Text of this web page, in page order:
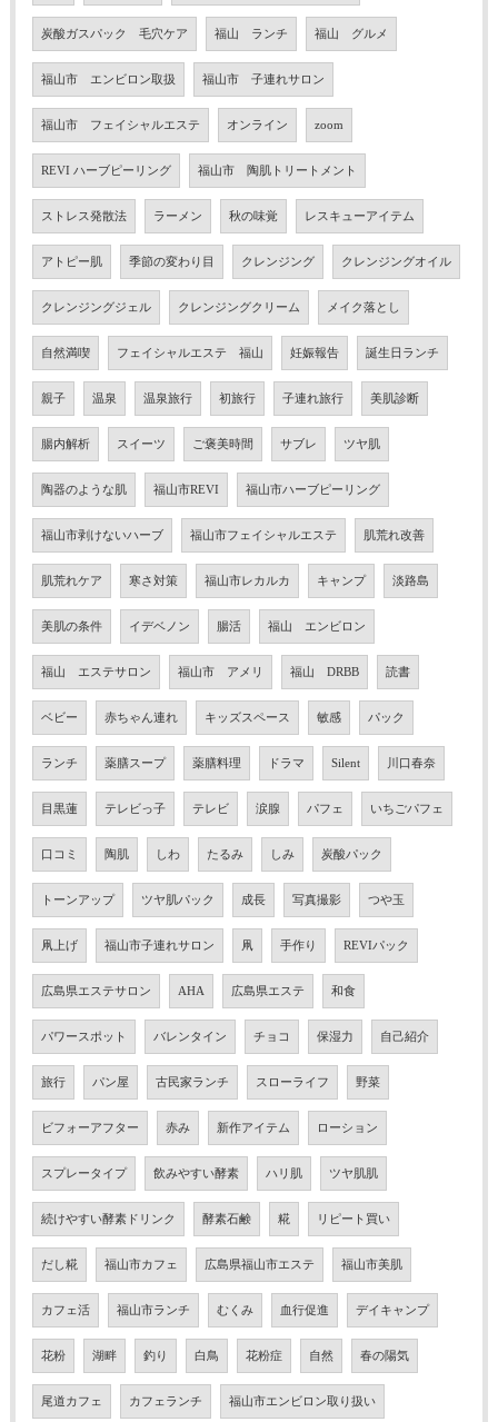
炭酸ガスパック 毛穴ケア 福山 ランチ 福山 グルメ
福山市 エンビロン取扱 福山市 子連れサロン
福山市 フェイシャルエステ オンライン zoom
REVI ハーブピーリング 福山市 陶肌トリートメント
ストレス発散法 ラーメン 秋の味覚 レスキューアイテム
アトピー肌 季節の変わり目 クレンジング クレンジングオイル
クレンジングジェル クレンジングクリーム メイク落とし
自然満喫 フェイシャルエステ 福山 妊娠報告 誕生日ランチ
親子 温泉 温泉旅行 初旅行 子連れ旅行 美肌診断
腸内解析 スイーツ ご褒美時間 サブレ ツヤ肌
陶器のような肌 福山市REVI 福山市ハーブピーリング
福山市剥けないハーブ 福山市フェイシャルエステ 肌荒れ改善
肌荒れケア 寒さ対策 福山市レカルカ キャンプ 淡路島
美肌の条件 イデベノン 腸活 福山 エンビロン
福山 エステサロン 福山市 アメリ 福山 DRBB 読書
ベビー 赤ちゃん連れ キッズスペース 敏感 パック
ランチ 薬膳スープ 薬膳料理 ドラマ Silent 川口春奈
目黒蓮 テレビっ子 テレビ 涙腺 パフェ いちごパフェ
口コミ 陶肌 しわ たるみ しみ 炭酸パック
トーンアップ ツヤ肌パック 成長 写真撮影 つや玉
凧上げ 福山市子連れサロン 凧 手作り REVIパック
広島県エステサロン AHA 広島県エステ 和食
パワースポット バレンタイン チョコ 保湿力 自己紹介
旅行 パン屋 古民家ランチ スローライフ 野菜
ビフォーアフター 赤み 新作アイテム ローション
スプレータイプ 飲みやすい酵素 ハリ肌 ツヤ肌肌
続けやすい酵素ドリンク 酵素石鹸 糀 リピート買い
だし糀 福山市カフェ 広島県福山市エステ 福山市美肌
カフェ活 福山市ランチ むくみ 血行促進 デイキャンプ
花粉 湖畔 釣り 白鳥 花粉症 自然 春の陽気
尾道カフェ カフェランチ 福山市エンビロン取り扱い